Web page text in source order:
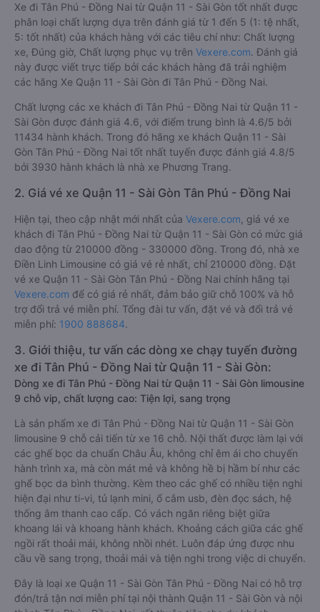
Xe đi Tân Phú - Đồng Nai từ Quận 11 - Sài Gòn tốt nhất được
phân loại chất lượng dựa trên đánh giá từ 1 đến 5 (1: tệ nhất,
5: tốt nhất) của khách hàng với các tiêu chí như: Chất lượng
xe, Đúng giờ, Chất lượng phục vụ trên Vexere.com. Đánh giá
này được viết trực tiếp bởi các khách hàng đã trải nghiệm
các hãng Xe Quận 11 - Sài Gòn đi Tân Phú - Đồng Nai.
Chất lượng các xe khách đi Tân Phú - Đồng Nai từ Quận 11 -
Sài Gòn được đánh giá 4.6, với điểm trung bình là 4.6/5 bởi
11434 hành khách. Trong đó hãng xe khách Quận 11 - Sài
Gòn Tân Phú - Đồng Nai tốt nhất tuyến được đánh giá 4.8/5
bởi 3930 hành khách là nhà xe Phương Trang.
2. Giá vé xe Quận 11 - Sài Gòn Tân Phú - Đồng Nai
Hiện tại, theo cập nhật mới nhất của Vexere.com , giá vé xe
khách đi Tân Phú - Đồng Nai từ Quận 11 - Sài Gòn có mức giá
dao động từ 210000 đồng - 330000 đồng. Trong đó, nhà xe
Điền Linh Limousine có giá vé rẻ nhất, chỉ 210000 đồng. Đặt
vé xe Quận 11 - Sài Gòn Tân Phú - Đồng Nai chính hãng tại
Vexere.com để có giá rẻ nhất, đảm bảo giữ chỗ 100% và hỗ
trợ đổi trả vé miễn phí. Tổng đài tư vấn, đặt vé và đổi trả vé
miễn phí: 1900 888684.
3. Giới thiệu, tư vấn các dòng xe chạy tuyến đường
xe đi Tân Phú - Đồng Nai từ Quận 11 - Sài Gòn:
Dòng xe đi Tân Phú - Đồng Nai từ Quận 11 - Sài Gòn limousine
9 chỗ vip, chất lượng cao: Tiện lợi, sang trọng
Là sản phẩm xe đi Tân Phú - Đồng Nai từ Quận 11 - Sài Gòn
limousine 9 chỗ cải tiến từ xe 16 chỗ. Nội thất được làm lại với
các ghế bọc da chuẩn Châu Âu, không chỉ êm ái cho chuyến
hành trình xa, mà còn mát mẻ và không hề bị hầm bí như các
ghế bọc da bình thường. Kèm theo các ghế có nhiều tiện nghi
hiện đại như ti-vi, tủ lạnh mini, ổ cắm usb, đèn đọc sách, hệ
thống âm thanh cao cấp. Có vách ngăn riêng biệt giữa
khoang lái và khoang hành khách. Khoảng cách giữa các ghế
ngồi rất thoải mái, không nhồi nhét. Luôn đáp ứng được nhu
cầu về sang trọng, thoải mái và tiện nghi trong việc di chuyển.
Đây là loại xe Quận 11 - Sài Gòn Tân Phú - Đồng Nai có hỗ trợ
đón/trả tận nơi miễn phí tại nội thành Quận 11 - Sài Gòn và nội